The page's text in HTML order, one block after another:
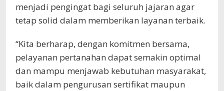
menjadi pengingat bagi seluruh jajaran agar
tetap solid dalam memberikan layanan terbaik.
“Kita berharap, dengan komitmen bersama,
pelayanan pertanahan dapat semakin optimal
dan mampu menjawab kebutuhan masyarakat,
baik dalam pengurusan sertifikat maupun